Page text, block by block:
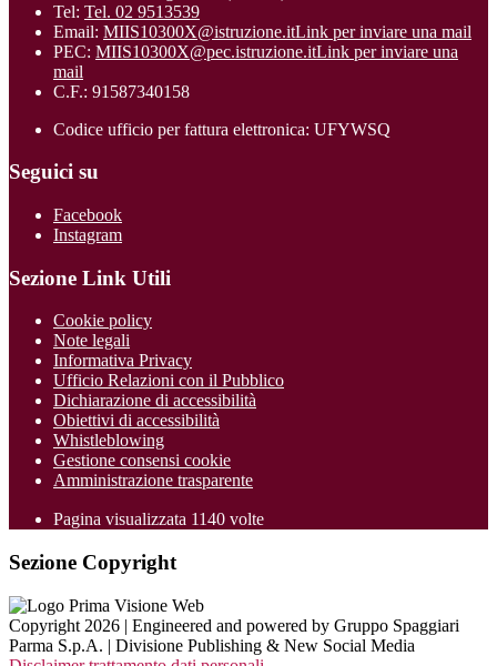
Tel: Tel. 02 9513539
Email: MIIS10300X@istruzione.itLink per inviare una mail
PEC: MIIS10300X@pec.istruzione.itLink per inviare una
mail
C.F.: 91587340158
Codice ufficio per fattura elettronica: UFYWSQ
Seguici su
Facebook
Instagram
Sezione Link Utili
Cookie policy
Note legali
Informativa Privacy
Ufficio Relazioni con il Pubblico
Dichiarazione di accessibilità
Obiettivi di accessibilità
Whistleblowing
Gestione consensi cookie
Amministrazione trasparente
Pagina visualizzata 1140 volte
Sezione Copyright
Copyright 2026 | Engineered and powered by Gruppo Spaggiari
Parma S.p.A. | Divisione Publishing & New Social Media